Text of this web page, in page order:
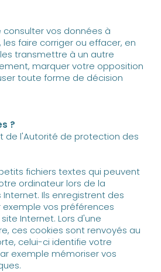
consulter vos données à
faire corriger ou effacer, en
transmettre à un autre
marquer votre opposition
toute forme de décision
?
de l'Autorité de protection des
fichiers textes qui peuvent
ordinateur lors de la
Ils enregistrent des
vos préférences
Internet. Lors d'une
ces cookies sont renvoyés au
celui-ci identifie votre
exemple mémoriser vos